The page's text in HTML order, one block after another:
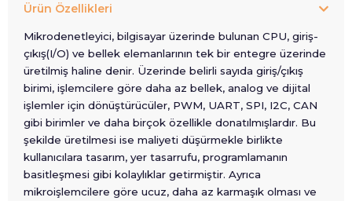
Ürün Özellikleri
Mikrodenetleyici, bilgisayar üzerinde bulunan CPU, giriş-
çıkış(I/O) ve bellek elemanlarının tek bir entegre üzerinde
üretilmiş haline denir. Üzerinde belirli sayıda giriş/çıkış
birimi, işlemcilere göre daha az bellek, analog ve dijital
işlemler için dönüştürücüler, PWM, UART, SPI, I2C, CAN
gibi birimler ve daha birçok özellikle donatılmışlardır. Bu
şekilde üretilmesi ise maliyeti düşürmekle birlikte
kullanıcılara tasarım, yer tasarrufu, programlamanın
basitleşmesi gibi kolaylıklar getirmiştir. Ayrıca
mikroişlemcilere göre ucuz, daha az karmaşık olması ve